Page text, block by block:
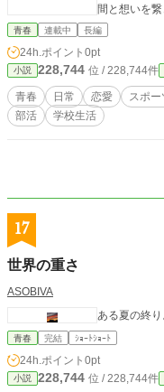
間と想いを
ら、悟は夢へ向かって
リー。
青春 連載中 長編
24h.ポイント 0pt
小説 228,744 位 / 228,744件
青春 日常 恋愛 スポー
部活
学校生活
17
世界の重さ
ASOBIVA
ある夏の終り
青春 完結 ｼｮｰﾄｼｮｰﾄ
24h.ポイント 0pt
小説 228,744 位 / 228,744件